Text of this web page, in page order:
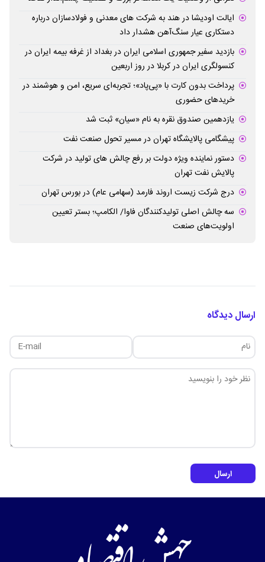
ایالت اودیشا در هند به شرکت های معدنی و فولادسازان درباره
دستکاری عیار سنگ‌آهن هشدار داد
بازدید سفیر جمهوری اسلامی ایران در بغداد از غرفه بیمه ایران در
کنسولگری ایران در کربلا در روز اربعین
پرداخت بدون کارت با «پی‌پاد»؛ تجربه‌ای سریع، امن و هوشمند در
خریدهای حضوری
یازدهمین صندوق نقره به نام «سیان» ثبت شد
پیشگامی پالایشگاه تهران در مسیر تحول صنعت نفت
دستور نماینده ویژه دولت بر رفع چالش های تولید در شرکت
پالایش نفت تهران
درج شرکت زیست اروند فارمد (سهامی عام) در بورس تهران
سه چالش اصلی تولیدکنندگان فاوا/ الکامپ؛ بستر تعیین
اولویت‌های صنعت
ارسال دیدگاه
ارسال